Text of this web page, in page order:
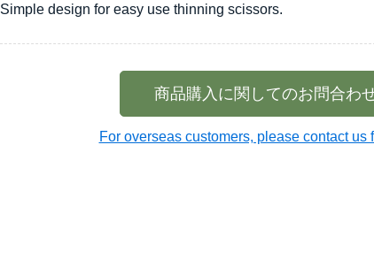
Simple design for easy use thinning scissors.
商品購入に関してのお問合わ
For overseas customers, please contact us